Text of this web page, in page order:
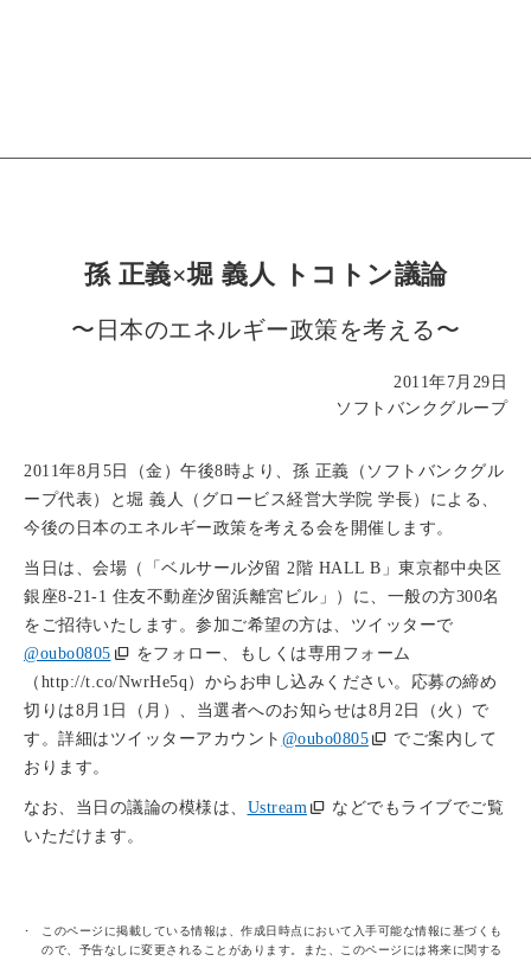
孫 正義×堀 義人 トコトン議論
〜日本のエネルギー政策を考える〜
2011年7月29日
ソフトバンクグループ
2011年8月5日（金）午後8時より、孫 正義（ソフトバンクグル
ープ代表）と堀 義人（グロービス経営大学院 学長）による、
今後の日本のエネルギー政策を考える会を開催します。
当日は、会場（「ベルサール汐留 2階 HALL B」東京都中央区
銀座8-21-1 住友不動産汐留浜離宮ビル」）に、一般の方300名
をご招待いたします。参加ご希望の方は、ツイッターで
@oubo0805
をフォロー、もしくは専用フォーム
（http://t.co/NwrHe5q）からお申し込みください。応募の締め
切りは8月1日（月）、当選者へのお知らせは8月2日（火）で
す。詳細はツイッターアカウント @oubo0805
でご案内して
おります。
なお、当日の議論の模様は、 Ustream
などでもライブでご覧
いただけます。
このページに掲載している情報は、作成日時点において入手可能な情報に基づくも
ので、予告なしに変更されることがあります。また、このページには将来に関する